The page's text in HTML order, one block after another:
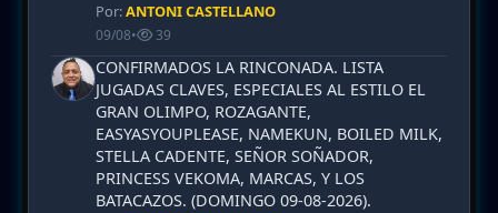
Por:ANTONI CASTELLANO
09/08• 39
CONFIRMADOS LA RINCONADA. LISTA
JUGADAS CLAVES, ESPECIALES AL ESTILO EL
GRAN OLIMPO, ROZAGANTE,
EASYASYOUPLEASE, NAMEKUN, BOILED MILK,
STELLA CADENTE, SEÑOR SOÑADOR,
PRINCESS VEKOMA, MARCAS, Y LOS
BATACAZOS. (DOMINGO 09-08-2026).